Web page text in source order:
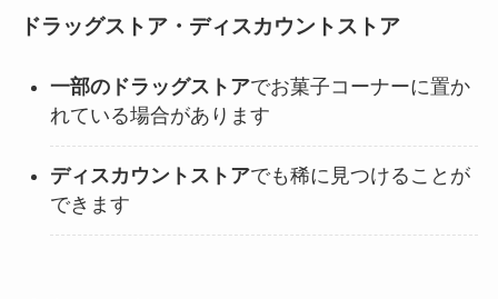
ドラッグストア・ディスカウントストア
一部のドラッグストアでお菓子コーナーに置か
れている場合があります
ディスカウントストアでも稀に見つけることが
できます